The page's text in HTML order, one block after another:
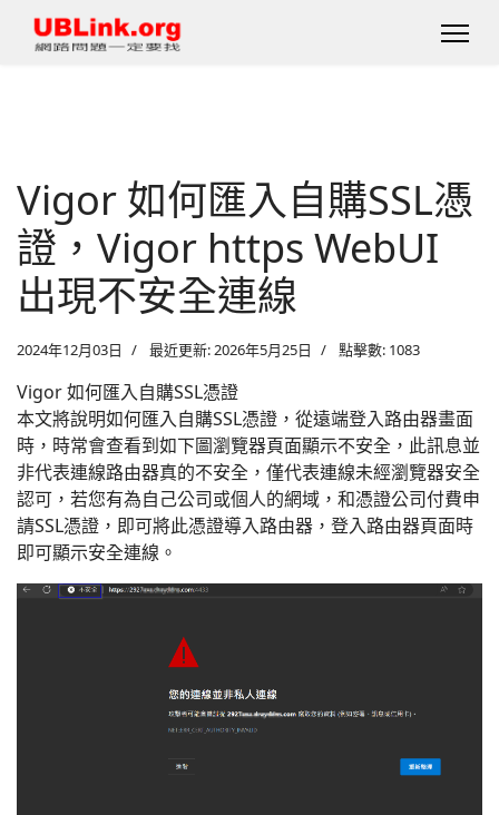
Vigor 如何匯入自購SSL憑
證，Vigor https WebUI
出現不安全連線
2024年12月03日 最近更新: 2026年5月25日 點擊數: 1083
Vigor 如何匯入自購SSL憑證
本文將說明如何匯入自購SSL憑證，從遠端登入路由器畫面
時，時常會查看到如下圖瀏覽器頁面顯示不安全，此訊息並
非代表連線路由器真的不安全，僅代表連線未經瀏覽器安全
認可，若您有為自己公司或個人的網域，和憑證公司付費申
請SSL憑證，即可將此憑證導入路由器，登入路由器頁面時
即可顯示安全連線。